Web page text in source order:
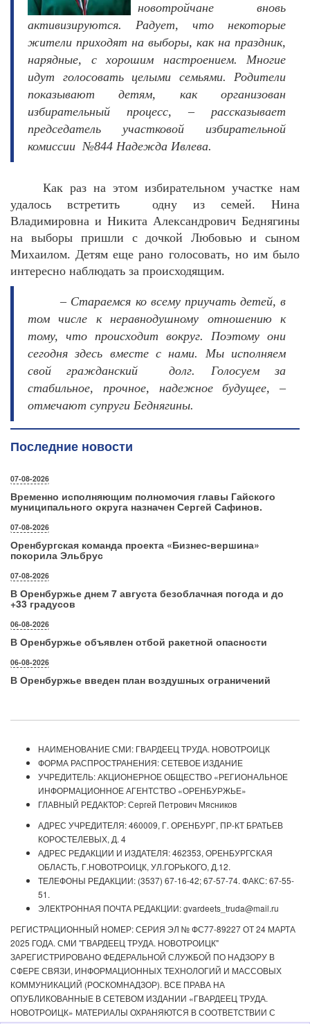
новотройчане вновь
активизируются. Радует, что некоторые
жители приходят на выборы, как на праздник,
нарядные, с хорошим настроением. Многие
идут голосовать целыми семьями. Родители
показывают детям, как организован
избирательный процесс, – рассказывает
председатель участковой избирательной
комиссии №844 Надежда Ивлева.
Как раз на этом избирательном участке нам
удалось встретить
одну из семей. Нина
Владимировна и Никита Александрович Беднягины
на выборы пришли с дочкой Любовью и сыном
Михаилом. Детям еще рано голосовать, но им было
интересно наблюдать за происходящим.
– Стараемся ко всему приучать детей, в
том числе к неравнодушному отношению к
тому, что происходит вокруг. Поэтому они
сегодня здесь вместе с нами. Мы исполняем
свой гражданский
долг. Голосуем за
стабильное, прочное, надежное будущее, –
отмечают супруги Беднягины.
Последние новости
07-08-2026
Временно исполняющим полномочия главы Гайского
муниципального округа назначен Сергей Сафинов.
07-08-2026
Оренбургская команда проекта «Бизнес‑вершина»
покорила Эльбрус
07-08-2026
В Оренбуржье днем 7 августа безоблачная погода и до
+33 градусов
06-08-2026
В Оренбуржье объявлен отбой ракетной опасности
06-08-2026
В Оренбуржье введен план воздушных ограничений
НАИМЕНОВАНИЕ СМИ: ГВАРДЕЕЦ ТРУДА. НОВОТРОИЦК
ФОРМА РАСПРОСТРАНЕНИЯ: СЕТЕВОЕ ИЗДАНИЕ
УЧРЕДИТЕЛЬ: АКЦИОНЕРНОЕ ОБЩЕСТВО «РЕГИОНАЛЬНОЕ
ИНФОРМАЦИОННОЕ АГЕНТСТВО «ОРЕНБУРЖЬЕ»
ГЛАВНЫЙ РЕДАКТОР: Сергей Петрович Мясников
АДРЕС УЧРЕДИТЕЛЯ: 460009, Г. ОРЕНБУРГ, ПР-КТ БРАТЬЕВ
КОРОСТЕЛЕВЫХ, Д. 4
АДРЕС РЕДАКЦИИ И ИЗДАТЕЛЯ: 462353, ОРЕНБУРГСКАЯ
ОБЛАСТЬ, Г.НОВОТРОИЦК, УЛ.ГОРЬКОГО, Д.12.
ТЕЛЕФОНЫ РЕДАКЦИИ: (3537) 67-16-42; 67-57-74. ФАКС: 67-55-
51.
ЭЛЕКТРОННАЯ ПОЧТА РЕДАКЦИИ: gvardeets_truda@mail.ru
РЕГИСТРАЦИОННЫЙ НОМЕР: СЕРИЯ ЭЛ № ФС77-89227 ОТ 24 МАРТА
2025 ГОДА. СМИ "ГВАРДЕЕЦ ТРУДА. НОВОТРОИЦК"
ЗАРЕГИСТРИРОВАНО ФЕДЕРАЛЬНОЙ СЛУЖБОЙ ПО НАДЗОРУ В
СФЕРЕ СВЯЗИ, ИНФОРМАЦИОННЫХ ТЕХНОЛОГИЙ И МАССОВЫХ
КОММУНИКАЦИЙ (РОСКОМНАДЗОР). ВСЕ ПРАВА НА
ОПУБЛИКОВАННЫЕ В СЕТЕВОМ ИЗДАНИИ «ГВАРДЕЕЦ ТРУДА.
НОВОТРОИЦК» МАТЕРИАЛЫ ОХРАНЯЮТСЯ В СООТВЕТСТВИИ С